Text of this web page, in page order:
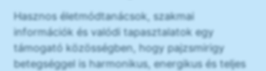
Hasznos életmódtanácsok, szakmai
információk és valódi tapasztalatok egy
támogató közösségben, hogy pajzsmirigy
betegséggel is harmonikus, energikus és teljes